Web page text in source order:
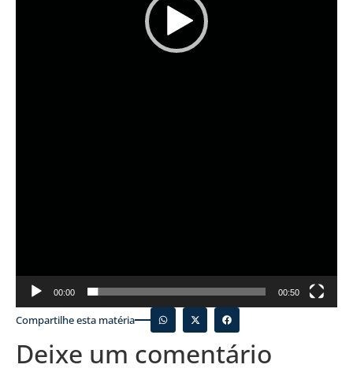
00:00 00:50
Compartilhe esta matéria
Deixe um comentário